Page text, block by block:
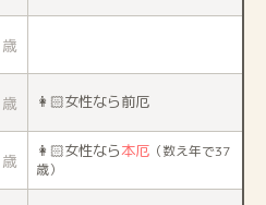
歳
歳 👩🏻女性なら前厄
歳 👩🏻女性なら本厄（数え年で37
歳）